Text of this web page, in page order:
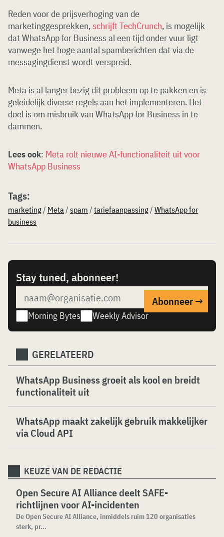
Reden voor de prijsverhoging van de
marketinggesprekken,schrijft TechCrunch, is mogelijk
dat WhatsApp for Business al een tijd onder vuur ligt
vanwege het hoge aantal spamberichten dat via de
messagingdienst wordt verspreid.
Meta is al langer bezig dit probleem op te pakken en is
geleidelijk diverse regels aan het implementeren. Het
doel is om misbruik van WhatsApp for Business in te
dammen.
Lees ook: Meta rolt nieuwe AI-functionaliteit uit voor
WhatsApp Business
Tags:
marketing/ Meta/ spam / tariefaanpassing/ WhatsApp for
business
Stay tuned, abonneer!
Morning Bytes Weekly Advisor
GERELATEERD
WhatsApp Business groeit als kool en breidt
functionaliteit uit
WhatsApp maakt zakelijk gebruik makkelijker
via Cloud API
KEUZE VAN DE REDACTIE
Open Secure AI Alliance deelt SAFE-
richtlijnen voor AI-incidenten
De Open Secure AI Alliance, inmiddels ruim 120 organisaties
sterk, pr...